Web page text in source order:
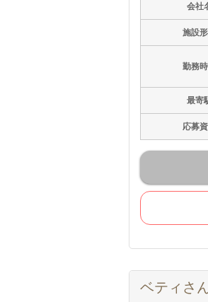
会社
施設
勤務
最寄
応募
ベティさ